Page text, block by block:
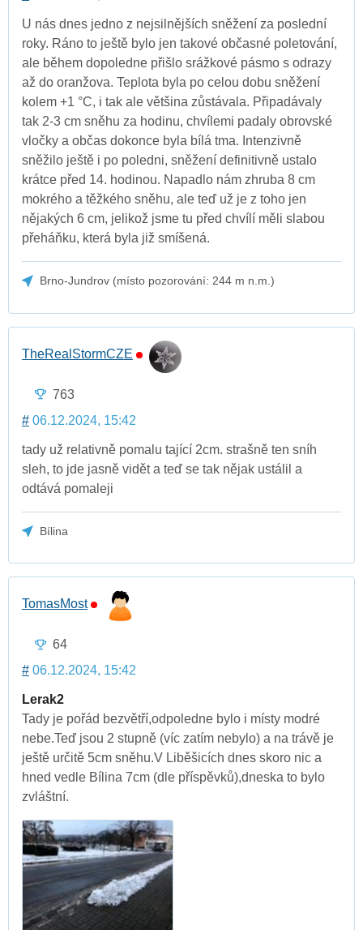
U nás dnes jedno z nejsilnějších sněžení za poslední
roky. Ráno to ještě bylo jen takové občasné poletování,
ale během dopoledne přišlo srážkové pásmo s odrazy
až do oranžova. Teplota byla po celou dobu sněžení
kolem +1 °C, i tak ale většina zůstávala. Připadávaly
tak 2-3 cm sněhu za hodinu, chvílemi padaly obrovské
vločky a občas dokonce byla bílá tma. Intenzivně
sněžilo ještě i po poledni, sněžení definitivně ustalo
krátce před 14. hodinou. Napadlo nám zhruba 8 cm
mokrého a těžkého sněhu, ale teď už je z toho jen
nějakých 6 cm, jelikož jsme tu před chvílí měli slabou
přeháňku, která byla již smíšená.
Brno-Jundrov (místo pozorování: 244 m n.m.)
TheRealStormCZE
763
# 06.12.2024, 15:42
tady už relativně pomalu tající 2cm. strašně ten sníh
sleh, to jde jasně vidět a teď se tak nějak ustálil a
odtává pomaleji
Bílina
TomasMost
64
# 06.12.2024, 15:42
Lerak2
Tady je pořád bezvětří,odpoledne bylo i místy modré
nebe.Teď jsou 2 stupně (víc zatím nebylo) a na trávě je
ještě určitě 5cm sněhu.V Liběšicích dnes skoro nic a
hned vedle Bílina 7cm (dle příspěvků),dneska to bylo
zvláštní.